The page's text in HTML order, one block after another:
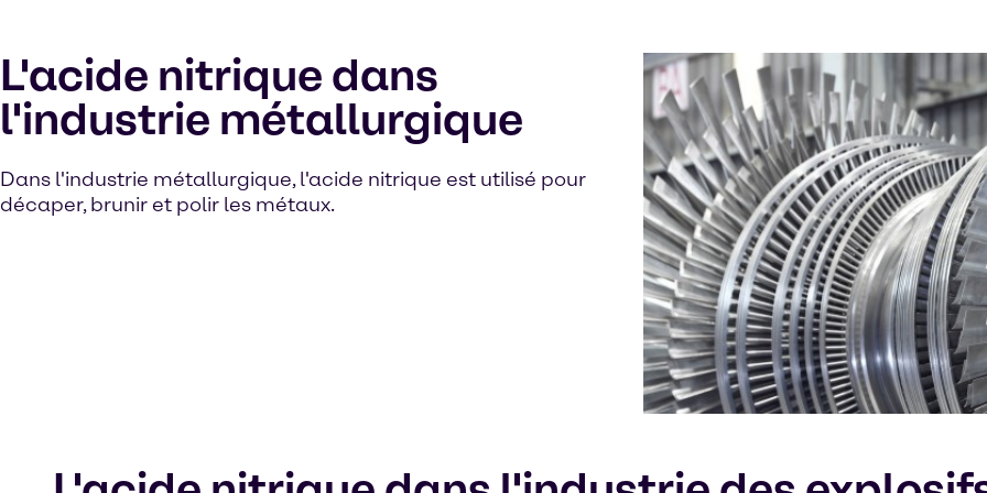
L'acide nitrique dans
l'industrie métallurgique
Dans l'industrie métallurgique, l'acide nitrique est utilisé pour
décaper, brunir et polir les métaux.